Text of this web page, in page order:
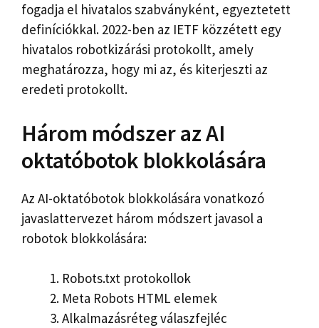
fogadja el hivatalos szabványként, egyeztetett
definíciókkal. 2022-ben az IETF közzétett egy
hivatalos robotkizárási protokollt, amely
meghatározza, hogy mi az, és kiterjeszti az
eredeti protokollt.
Három módszer az AI
oktatóbotok blokkolására
Az AI-oktatóbotok blokkolására vonatkozó
javaslattervezet három módszert javasol a
robotok blokkolására:
Robots.txt protokollok
Meta Robots HTML elemek
Alkalmazásréteg válaszfejléc